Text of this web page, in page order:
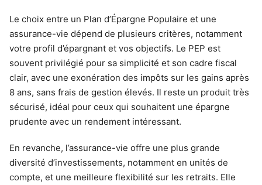
Le choix entre un Plan d’Épargne Populaire et une
assurance-vie dépend de plusieurs critères, notamment
votre profil d’épargnant et vos objectifs. Le PEP est
souvent privilégié pour sa simplicité et son cadre fiscal
clair, avec une exonération des impôts sur les gains après
8 ans, sans frais de gestion élevés. Il reste un produit très
sécurisé, idéal pour ceux qui souhaitent une épargne
prudente avec un rendement intéressant.
En revanche, l’assurance-vie offre une plus grande
diversité d’investissements, notamment en unités de
compte, et une meilleure flexibilité sur les retraits. Elle